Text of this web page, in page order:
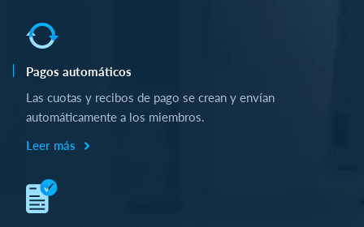
Pagos automáticos
Las cuotas y recibos de pago se crean y envían
automáticamente a los miembros.
Leer más